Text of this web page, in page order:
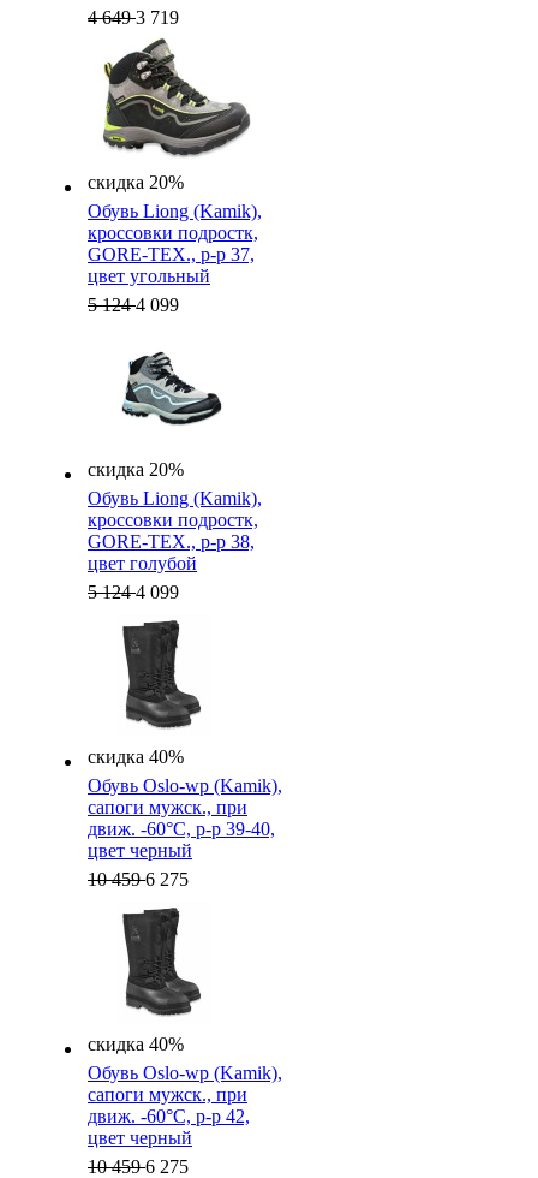
4 6493 719
скидка 20%
Обувь Liong (Kamik),
кроссовки подростк,
GORE-TEX., р-р 37,
цвет угольный
5 1244 099
скидка 20%
Обувь Liong (Kamik),
кроссовки подростк,
GORE-TEX., р-р 38,
цвет голубой
5 1244 099
скидка 40%
Обувь Oslo-wp (Kamik),
cапоги мужск., при
движ. -60°C, р-р 39-40,
цвет черный
10 4596 275
скидка 40%
Обувь Oslo-wp (Kamik),
cапоги мужск., при
движ. -60°C, р-р 42,
цвет черный
10 4596 275